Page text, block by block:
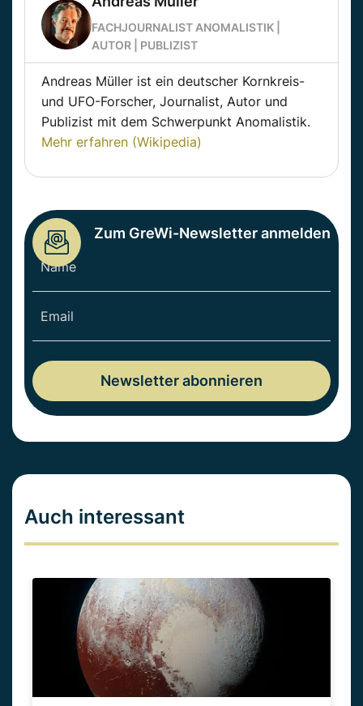
FACHJOURNALIST ANOMALISTIK |
AUTOR | PUBLIZIST
Andreas Müller ist ein deutscher Kornkreis-
und UFO-Forscher, Journalist, Autor und
Publizist mit dem Schwerpunkt Anomalistik.
Mehr erfahren (Wikipedia)
Zum GreWi-Newsletter anmelden
Auch interessant